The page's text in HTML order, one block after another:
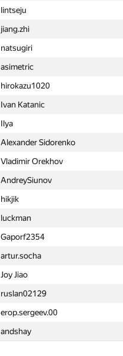
lintseju
jiang.zhi
natsugiri
asimetric
hirokazu1020
Ivan Katanic
Ilya
Alexander Sidorenko
Vladimir Orekhov
AndreySiunov
hikjik
luckman
Gaporf2354
artur.socha
Joy Jiao
ruslan02129
erop.sergeev.00
andshay
Антон Лунёв
burunduk3
r.redmage
Мехрубон
zapolskydima
marcose18
nwin
Mervap
WslF
dvp
ktulhykun
Mark Korn
igor.miheew
kirya2604
Gassa
meriDOS.programs
obe-wan01
andrey.nekrashevich